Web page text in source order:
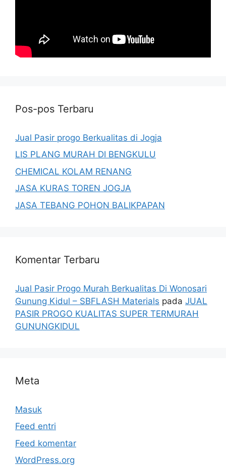
Pos-pos Terbaru
Jual Pasir progo Berkualitas di Jogja
LIS PLANG MURAH DI BENGKULU
CHEMICAL KOLAM RENANG
JASA KURAS TOREN JOGJA
JASA TEBANG POHON BALIKPAPAN
Komentar Terbaru
Jual Pasir Progo Murah Berkualitas Di Wonosari
Gunung Kidul – SBFLASH Materials pada JUAL
PASIR PROGO KUALITAS SUPER TERMURAH
GUNUNGKIDUL
Meta
Masuk
Feed entri
Feed komentar
WordPress.org